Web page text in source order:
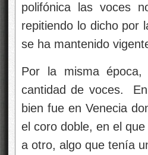
polifónica las voces
repitiendo lo dicho por
se ha mantenido
Por la misma
cantidad de voces.
bien fue en Venecia
el coro doble, en el
a otro, algo que tenía